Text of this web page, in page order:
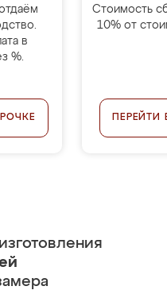
в
%.
Стоимость
10% от
ПЕРЕЙТИ